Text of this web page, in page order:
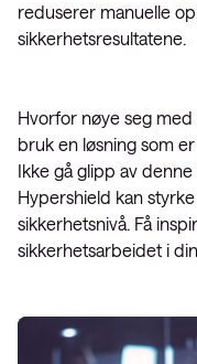
reduserer manuelle
sikkerhetsresultatene.
Hvorfor nøye seg
bruk en løsning som
Ikke gå glipp av
Hypershield kan
sikkerhetsnivå. Få
sikkerhetsarbeidet i